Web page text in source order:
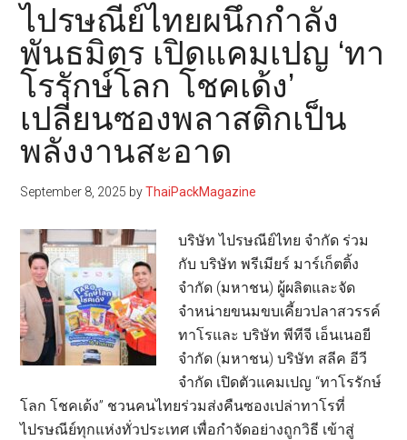
ไปรษณีย์ไทยผนึกกำลัง
พันธมิตร เปิดแคมเปญ ‘ทา
โรรักษ์โลก โชคเด้ง’
เปลี่ยนซองพลาสติกเป็น
พลังงานสะอาด
September 8, 2025 byThaiPackMagazine
บริษัท ไปรษณีย์ไทย จำกัด ร่วม
กับ บริษัท พรีเมียร์ มาร์เก็ตติ้ง
จำกัด (มหาชน) ผู้ผลิตและจัด
จำหน่ายขนมขบเคี้ยวปลาสวรรค์
ทาโรและ บริษัท พีทีจี เอ็นเนอยี
จำกัด (มหาชน) บริษัท สลีค อีวี
จำกัด เปิดตัวแคมเปญ “ทาโรรักษ์
โลก โชคเด้ง” ชวนคนไทยร่วมส่งคืนซองเปล่าทาโรที่
ไปรษณีย์ทุกแห่งทั่วประเทศ เพื่อกำจัดอย่างถูกวิธี เข้าสู่